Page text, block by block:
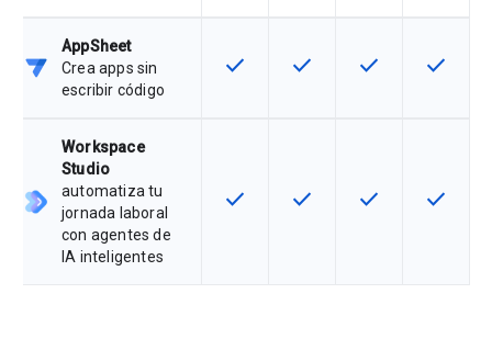
AppSheet
Crea apps sin
escribir código
Esta función está disponible en
check Esta función está
check Esta función
check Esta
check
Workspace
Studio
automatiza tu
jornada laboral
con agentes de
IA inteligentes
Esta función está disponible en
check Esta función está
check Esta función
check Esta
check